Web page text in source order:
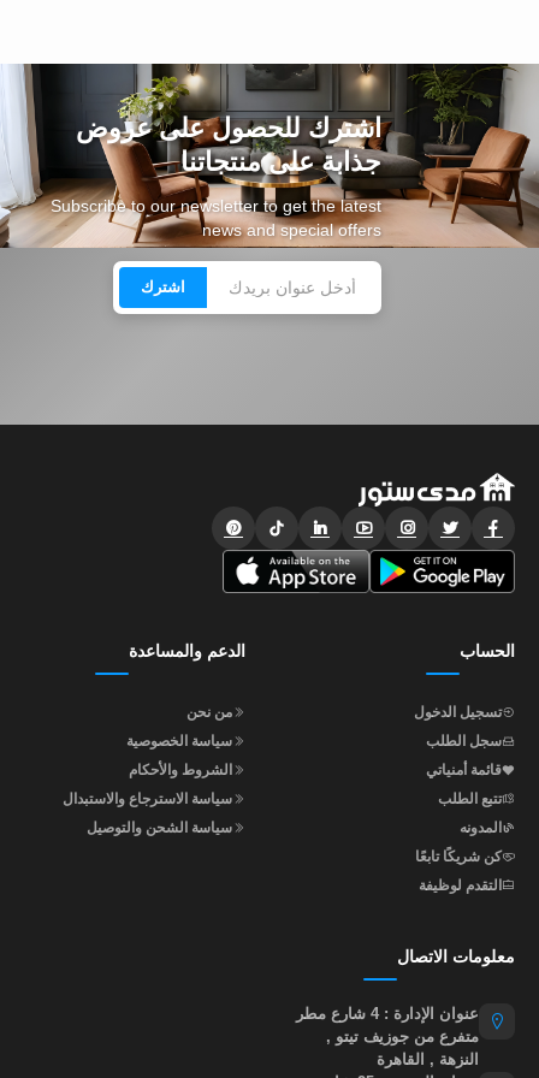
اشترك للحصول على عروض
جذابة على منتجاتنا
Subscribe to our newsletter to get the latest
news and special offers
اشترك
الحساب
تسجيل الدخول
سجل الطلب
قائمة أمنياتي
تتبع الطلب
المدونه
كن شريكًا تابعًا
التقدم لوظيفة
الدعم والمساعدة
من نحن
سياسة الخصوصية
الشروط والأحكام
سياسة الاسترجاع والاستبدال
سياسة الشحن والتوصيل
معلومات الاتصال
عنوان الإدارة : 4 شارع مطر
متفرع من جوزيف تيتو ,
النزهة , القاهرة